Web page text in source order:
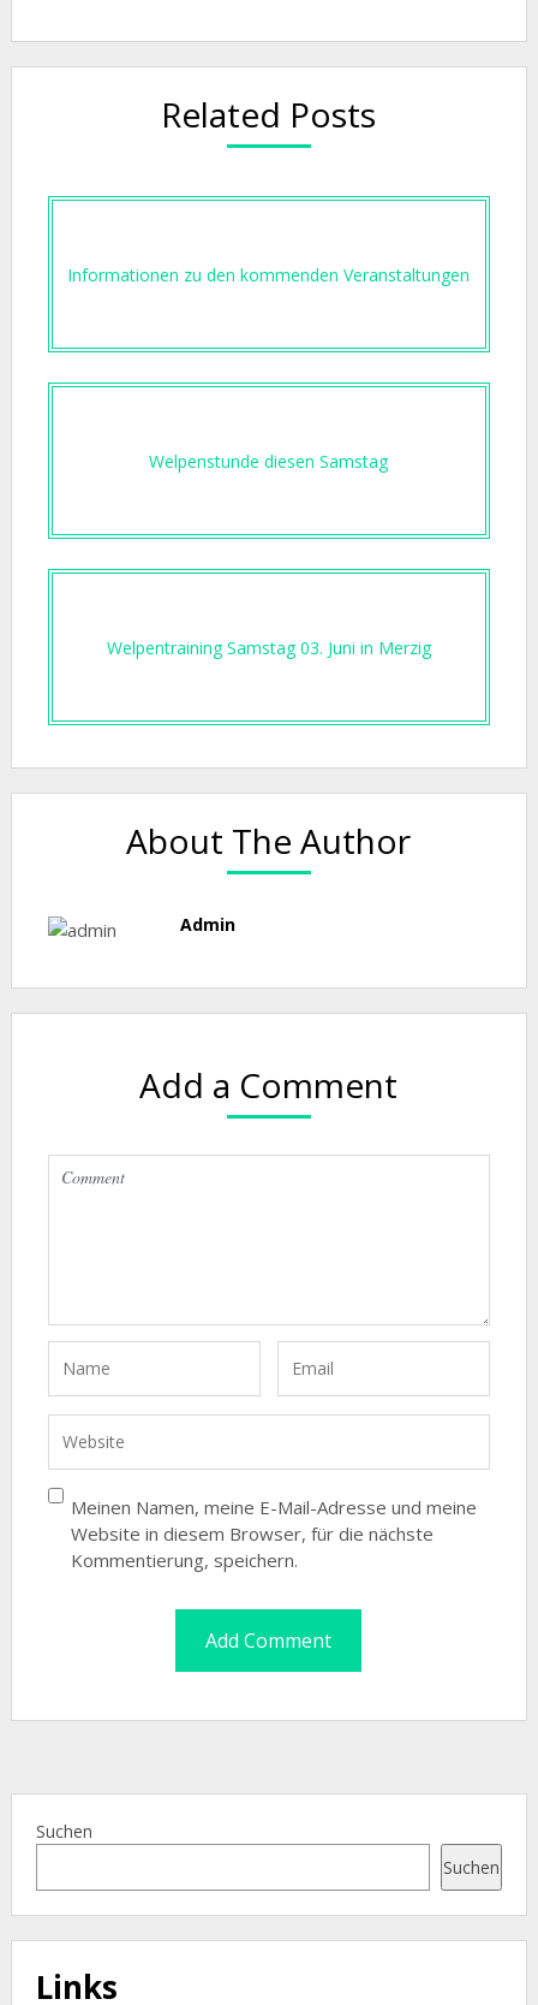
Related Posts
Informationen zu den kommenden Veranstaltungen
Welpenstunde diesen Samstag
Welpentraining Samstag 03. Juni in Merzig
About The Author
Admin
Add a Comment
Meinen Namen, meine E-Mail-Adresse und meine
Website in diesem Browser, für die nächste
Kommentierung, speichern.
Suchen
Suchen
Links